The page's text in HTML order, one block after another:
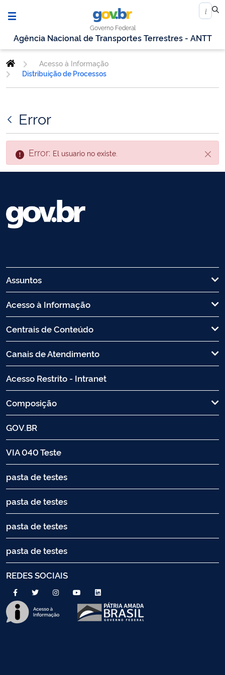
Governo Federal
Agência Nacional de Transportes Terrestres - ANTT
Acesso à Informação
Distribuição de Processos
Error
Error: El usuario no existe.
Assuntos
Acesso à Informação
Centrais de Conteúdo
Canais de Atendimento
Acesso Restrito - Intranet
Composição
GOV.BR
VIA 040 Teste
pasta de testes
pasta de testes
pasta de testes
pasta de testes
REDES SOCIAIS